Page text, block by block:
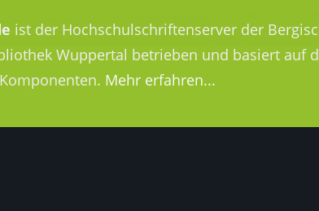
ist der Hochschulschriftenserver der
Wuppertal betrieben und basiert auf
Mehr erfahren...